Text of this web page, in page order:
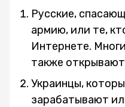
Русские,
армию, или те,
Интернете.
также
Украинцы,
зарабатывают